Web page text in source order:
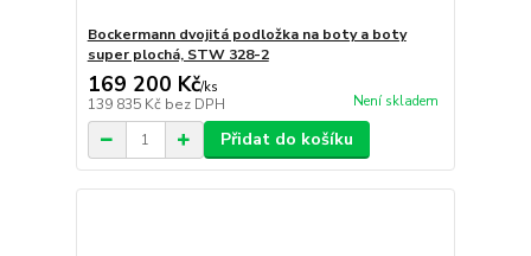
Bockermann dvojitá podložka na boty a boty
super plochá, STW 328-2
169 200 Kč/ks
139 835 Kč bez DPH Není skladem
Přidat do košíku